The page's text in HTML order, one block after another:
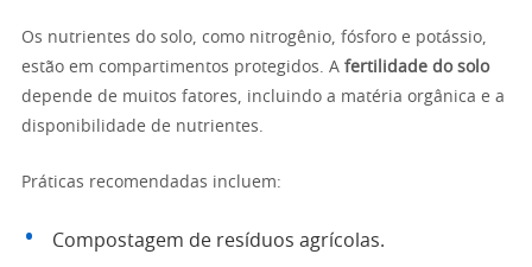
Os nutrientes do solo, como nitrogênio, fósforo e potássio,
estão em compartimentos protegidos. A fertilidade do solo
depende de muitos fatores, incluindo a matéria orgânica e a
disponibilidade de nutrientes.
Práticas recomendadas incluem:
Compostagem de resíduos agrícolas.